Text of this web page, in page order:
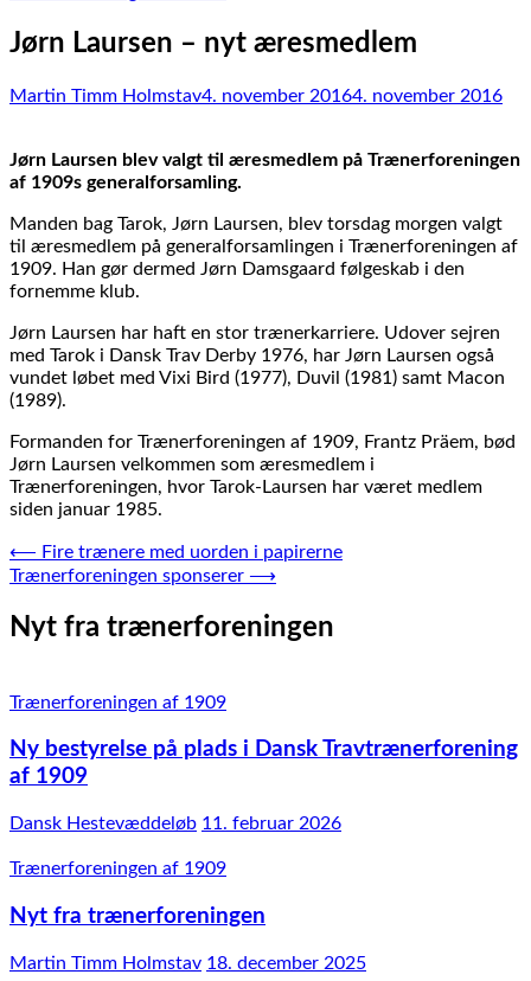
Jørn Laursen – nyt æresmedlem
Martin Timm Holmstav4. november 20164. november 2016
Jørn Laursen blev valgt til æresmedlem på Trænerforeningen
af 1909s generalforsamling.
Manden bag Tarok, Jørn Laursen, blev torsdag morgen valgt
til æresmedlem på generalforsamlingen i Trænerforeningen af
1909. Han gør dermed Jørn Damsgaard følgeskab i den
fornemme klub.
Jørn Laursen har haft en stor trænerkarriere. Udover sejren
med Tarok i Dansk Trav Derby 1976, har Jørn Laursen også
vundet løbet med Vixi Bird (1977), Duvil (1981) samt Macon
(1989).
Formanden for Trænerforeningen af 1909, Frantz Präem, bød
Jørn Laursen velkommen som æresmedlem i
Trænerforeningen, hvor Tarok-Laursen har været medlem
siden januar 1985.
Indlægsnavigation
⟵ Fire trænere med uorden i papirerne
Trænerforeningen sponserer ⟶
Nyt fra trænerforeningen
Trænerforeningen af 1909
Ny bestyrelse på plads i Dansk Travtrænerforening
af 1909
Dansk Hestevæddeløb 11. februar 2026
Trænerforeningen af 1909
Nyt fra trænerforeningen
Martin Timm Holmstav 18. december 2025